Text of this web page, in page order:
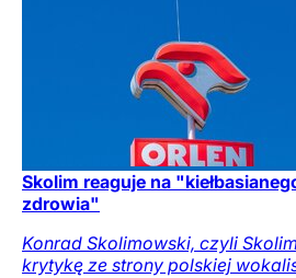
Skolim reaguje na
zdrowia"
Konrad Skolimowski, czyli
krytykę ze strony polskiej